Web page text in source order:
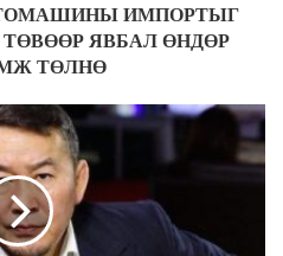
ИМПОРТЫГ
ЯВБАЛ ӨНДӨР
ТӨЛНӨ